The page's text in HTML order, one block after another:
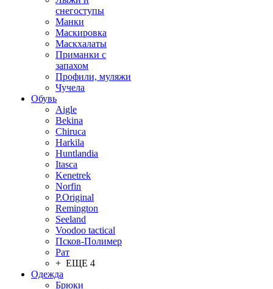
снегоступы
Манки
Маскировка
Маскхалаты
Приманки с
запахом
Профили, муляжи
Чучела
Обувь
Aigle
Bekina
Chiruсa
Harkila
Huntlandia
Itasca
Kenetrek
Norfin
P.Original
Remington
Seeland
Voodoo tactical
Псков-Полимер
Рат
+ ЕЩЕ 4
Одежда
Брюки